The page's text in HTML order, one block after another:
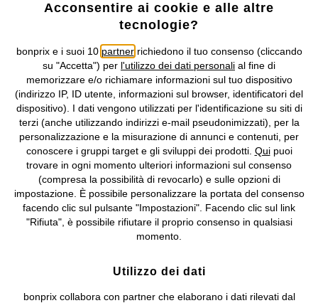
Condizioni di vendita Accessibilità
Informativa privacy e cookie Gestione dei cookie
Informazioni legali Diritto di recesso
©2026 bonprix.Tutti i diritti riservati.
bonprix S.r.l. con socio unico, sede legale: via Adua 33 - 13855
Valdengo (BI) C.F. 01510910027 - P.I. 01939830020, Reg. Imprese di
Biella n. 01510910027, R.E.A. BI - 171345, N. Reg. Pile:
IT09060P00000858, N. Reg. AEE: IT08020000002105 Capitale
Sociale: euro 1.000.000 i.v, Società soggetta all'attività di direzione
e coordinamento di bonprix Beteiligungs -Verwaltungsgesellschaft
mbH.
Acconsentire ai cookie e alle altre
tecnologie?
bonprix e i suoi 10 partnerrichiedono il tuo consenso (cliccando
su "Accetta") per l'utilizzo dei dati personali al fine di
memorizzare e/o richiamare informazioni sul tuo dispositivo
(indirizzo IP, ID utente, informazioni sul browser, identificatori del
dispositivo). I dati vengono utilizzati per l'identificazione su siti di
terzi (anche utilizzando indirizzi e-mail pseudonimizzati), per la
personalizzazione e la misurazione di annunci e contenuti, per
conoscere i gruppi target e gli sviluppi dei prodotti. Quipuoi
trovare in ogni momento ulteriori informazioni sul consenso
(compresa la possibilità di revocarlo) e sulle opzioni di
impostazione. È possibile personalizzare la portata del consenso
facendo clic sul pulsante "Impostazioni". Facendo clic sul link
"Rifiuta", è possibile rifiutare il proprio consenso in qualsiasi
momento.
Utilizzo dei dati
bonprix collabora con partner che elaborano i dati rilevati dal